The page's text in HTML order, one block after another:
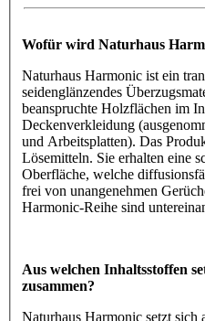
Wofür wird Naturhaus
Naturhaus Harmonic ist ein
seidenglänzendes
beanspruchte Holzflächen im
Deckenverkleidung
und Arbeitsplatten). Das
Lösemitteln. Sie erhalten eine
Oberfläche, welche
frei von unangenehmen
Harmonic-Reihe sind
Aus welchen Inhaltsstoffen
zusammen?
Naturhaus Harmonic setzt sich